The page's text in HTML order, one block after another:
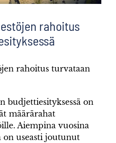
rahoitus
rahoitus turvataan
budjettiesityksessä on
määrärahat
Aiempina vuosina
useasti joutunut